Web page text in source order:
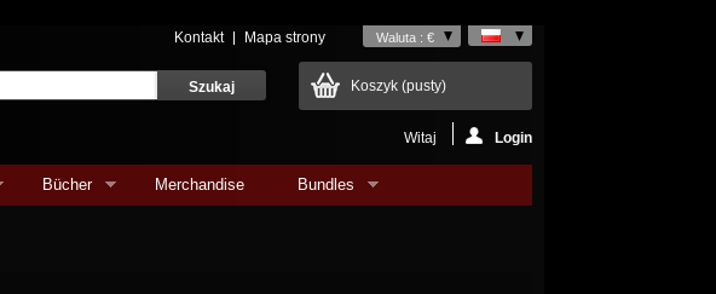
Waluta : €
Kontakt Mapa strony
Koszyk (pusty)
Witaj Login
Bücher Merchandise Bundles